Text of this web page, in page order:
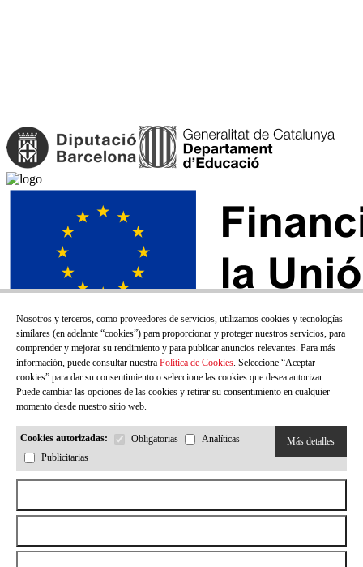
¡SUSCRÍBETE A NUESTRO BOLETÍN!
Correo electrónico
Nosotros y terceros, como proveedores de servicios, utilizamos cookies y tecnologías
similares (en adelante “cookies”) para proporcionar y proteger nuestros servicios, para
comprender y mejorar su rendimiento y para publicar anuncios relevantes. Para más
información, puede consultar nuestra Política de Cookies. Seleccione “Aceptar
cookies” para dar su consentimiento o seleccione las cookies que desea autorizar.
Puede cambiar las opciones de las cookies y retirar su consentimiento en cualquier
momento desde nuestro sitio web.
Cookies autorizadas: Obligatorias
Analíticas
Publicitarias
Más detalles